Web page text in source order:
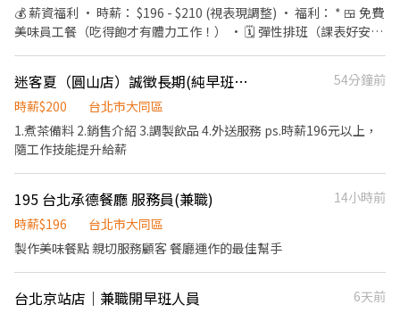
享特休假 7.福委會福利補助 ★★多項福利歡迎您加入我們★★ 總是
提供好吃日式餐飲的公司 台灣東利多(丸亀製麵)
💰 薪資福利 • 時薪： $196 - $210 (視表現調整) • 福利： * 🍱 免費
美味員工餐（吃得飽才有體力工作！） • 🗓️ 彈性排班（課表好安
客接待： 熱情帶位、遞菜單。 2. 餐點介紹： 向客人介紹我們的「純
粹自然」手作料理。 3. 外場維護： 送餐、收銀、桌面清潔及環境整
理。 4. 夥伴支援： 協助簡單的備料或店內雜事。 ⏰ 工作時間 • 午
班： 10:00 - 14:00 • 晚班： 17:00 - 21:00 • 休息： 14:00 - 17:00
動。 • 經驗： 無經驗可！只要你有心想學，我們都會手把手教。
• 長期尤佳： 期待能跟我們一起工作半年以上的夥伴。 💬 給求職
者的話（關於大叔食事） 「大叔食事 unclefoodday」堅持手作、
純粹自然的美味。我們不只是一間餐廳，更是一個溫馨的團隊。如
果你也喜歡好吃的咖哩、喜歡有溫度的服務，歡迎加入我們，跟可
愛的同事們一起努力！
迷客夏（圓山店）誠徵長期(純早班或早／晚班)人員
54分鐘前
時薪$200
台北市大同區
1.煮茶備料 2.銷售介紹 3.調製飲品 4.外送服務 ps.時薪196元以上，
隨工作技能提升給薪
195 台北承德餐廳 服務員(兼職)
14小時前
時薪$196
台北市大同區
製作美味餐點 親切服務顧客 餐廳運作的最佳幫手
台北京站店｜兼職開早班人員
6天前